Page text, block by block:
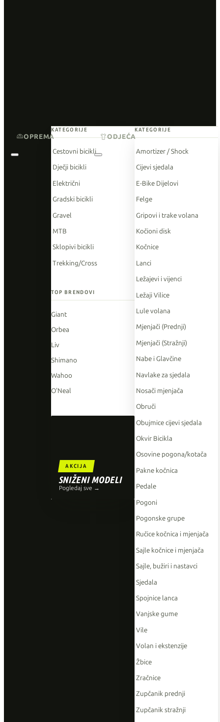
KATEGORIJE
Cestovni bicikli
Dječji bicikli
Električni
Gradski bicikli
Gravel
MTB
Sklopivi bicikli
Trekking/Cross
TOP BRENDOVI
Giant
Orbea
Liv
Shimano
Wahoo
O'Neal
AKCIJA
SNIŽENI MODELI
Pogledaj sve →
KATEGORIJE
Amortizer / Shock
Cijevi sjedala
E-Bike Dijelovi
Felge
Gripovi i trake volana
Kočioni disk
Kočnice
Lanci
Ležajevi i vijenci
Ležaji Vilice
Lule volana
Mjenjači (Prednji)
Mjenjači (Stražnji)
Nabe i Glavčine
Navlake za sjedala
Nosači mjenjača
Obruči
Obujmice cijevi sjedala
Okvir Bicikla
Osovine pogona/kotača
Pakne kočnica
Pedale
Pogoni
Pogonske grupe
Ručice kočnica i mjenjača
Sajle kočnice i mjenjača
Sajle, bužiri i nastavci
Sjedala
Spojnice lanca
Vanjske gume
Vile
Volan i ekstenzije
Žbice
Zračnice
Zupčanik prednji
Zupčanik stražnji
OPREMA ODJEĆA